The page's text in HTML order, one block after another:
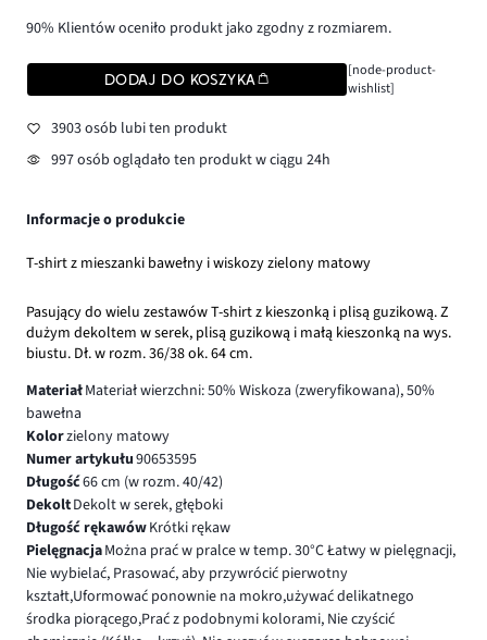
90% Klientów oceniło produkt jako zgodny z rozmiarem.
DODAJ DO KOSZYKA
[node-product-
wishlist]
3903 osób lubi ten produkt
997 osób oglądało ten produkt w ciągu 24h
Informacje o produkcie
T-shirt z mieszanki bawełny i wiskozy zielony matowy
Pasujący do wielu zestawów T-shirt z kieszonką i plisą guzikową. Z
dużym dekoltem w serek, plisą guzikową i małą kieszonką na wys.
biustu. Dł. w rozm. 36/38 ok. 64 cm.
MateriałMateriał wierzchni: 50% Wiskoza (zweryfikowana), 50%
bawełna
Kolorzielony matowy
Numer artykułu90653595
Długość66 cm (w rozm. 40/42)
DekoltDekolt w serek, głęboki
Długość rękawówKrótki rękaw
PielęgnacjaMożna prać w pralce w temp. 30°C Łatwy w pielęgnacji,
Nie wybielać, Prasować, aby przywrócić pierwotny
kształt,Uformować ponownie na mokro,używać delikatnego
środka piorącego,Prać z podobnymi kolorami, Nie czyścić